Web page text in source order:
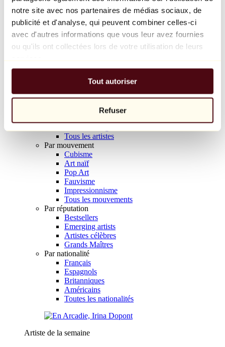
notre site avec nos partenaires de médias sociaux, de
publicité et d'analyse, qui peuvent combiner celles-ci
avec d'autres informations que vous leur avez fournies
ou qu'ils ont collectées lors de votre utilisation de leurs
Tout autoriser
Refuser
Balloon Dog (Orange)
Jeff Koons
10 000 €
Parcourir
Tous les sculpteurs
Tous les photographes
Tous les artistes
Par mouvement
Cubisme
Art naïf
Pop Art
Fauvisme
Impressionnisme
Tous les mouvements
Par réputation
Bestsellers
Emerging artists
Artistes célèbres
Grands Maîtres
Par nationalité
Français
Espagnols
Britanniques
Américains
Toutes les nationalités
Artiste de la semaine